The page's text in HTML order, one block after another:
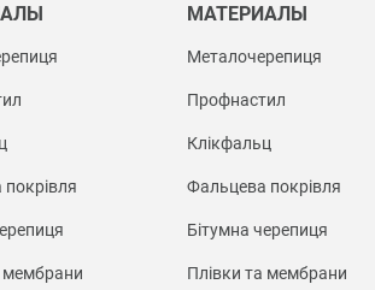
мембрани
МАТЕРИАЛЫ
Металочерепиця
Профнастил
Клікфальц
Фальцева покрівля
Бітумна черепиця
Плівки та мембрани